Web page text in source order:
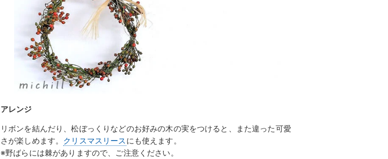
アレンジ
リボンを結んだり、松ぼっくりなどのお好みの木の実をつけると、また違った可愛
さが楽しめます。 クリスマスリース にも使えます。
※野ばらには棘がありますので、ご注意ください。